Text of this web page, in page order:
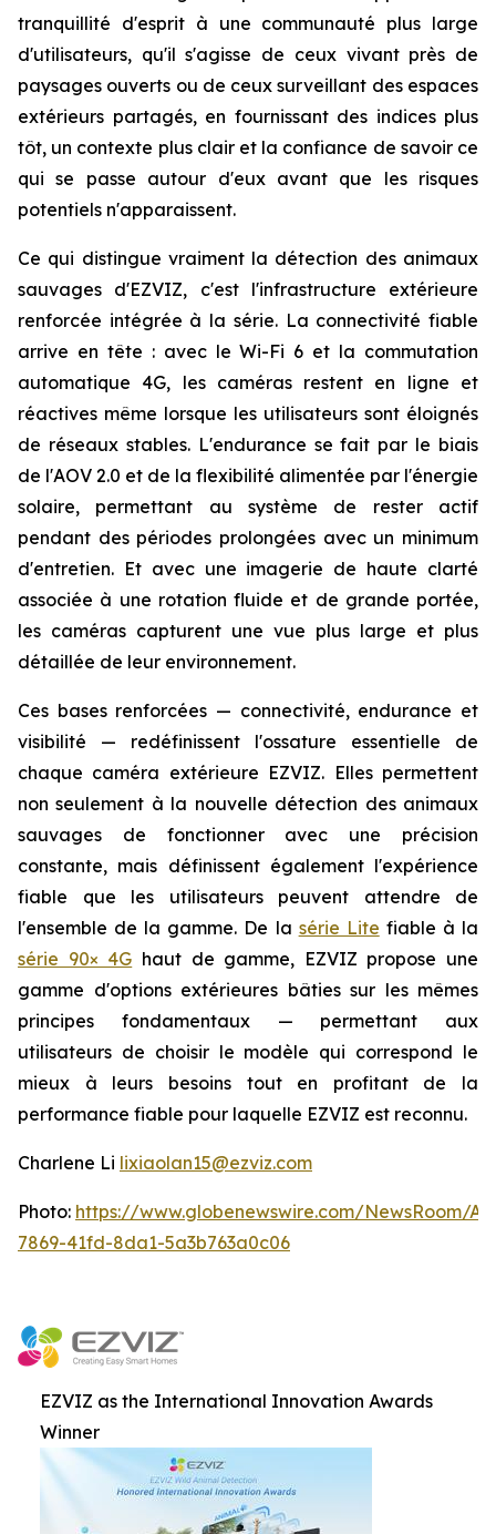
tranquillité d'esprit à une communauté plus large
d'utilisateurs, qu'il s'agisse de ceux vivant près de
paysages ouverts ou de ceux surveillant des espaces
extérieurs partagés, en fournissant des indices plus
tôt, un contexte plus clair et la confiance de savoir ce
qui se passe autour d'eux avant que les risques
potentiels n'apparaissent.
Ce qui distingue vraiment la détection des animaux
sauvages d'EZVIZ, c'est l'infrastructure extérieure
renforcée intégrée à la série. La connectivité fiable
arrive en tête : avec le Wi-Fi 6 et la commutation
automatique 4G, les caméras restent en ligne et
réactives même lorsque les utilisateurs sont éloignés
de réseaux stables. L'endurance se fait par le biais
de l'AOV 2.0 et de la flexibilité alimentée par l'énergie
solaire, permettant au système de rester actif
pendant des périodes prolongées avec un minimum
d'entretien. Et avec une imagerie de haute clarté
associée à une rotation fluide et de grande portée,
les caméras capturent une vue plus large et plus
détaillée de leur environnement.
Ces bases renforcées — connectivité, endurance et
visibilité — redéfinissent l'ossature essentielle de
chaque caméra extérieure EZVIZ. Elles permettent
non seulement à la nouvelle détection des animaux
sauvages de fonctionner avec une précision
constante, mais définissent également l'expérience
fiable que les utilisateurs peuvent attendre de
l'ensemble de la gamme. De la série Lite fiable à la
série 90× 4G haut de gamme, EZVIZ propose une
gamme d'options extérieures bâties sur les mêmes
principes fondamentaux — permettant aux
utilisateurs de choisir le modèle qui correspond le
mieux à leurs besoins tout en profitant de la
performance fiable pour laquelle EZVIZ est reconnu.
Charlene Li lixiaolan15@ezviz.com
Photo: https://www.globenewswire.com/NewsRoom/
7869-41fd-8da1-5a3b763a0c06
EZVIZ as the International Innovation Awards
Winner